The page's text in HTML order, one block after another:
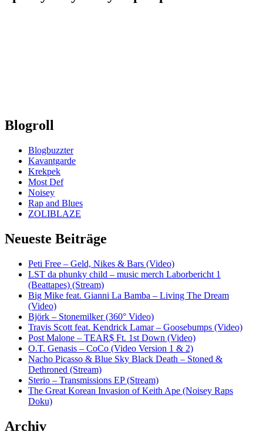
Blogroll
Blogbuzzter
Kavantgarde
Krekpek
Most Def
Noisey
Rap and Blues
ZOLIBLAZE
Neueste Beiträge
Peti Free – Geld, Nikes & Bars (Video)
LST da phunky child – music merch Laborbericht 1
(Beattapes) (Stream)
Big Mike feat. Gianni La Bamba – Living The Dream
(Video)
Björk – Stonemilker (360° Video)
Travis Scott feat. Kendrick Lamar – Goosebumps (Video)
Post Malone – TEAR$ Ft. 1st Down (Video)
O.T. Genasis – CoCo (Video Version 1 & 2)
Nacho Picasso & Blue Sky Black Death – Stoned &
Dethroned (Stream)
Sterio – Transmissions EP (Stream)
The Great Korean Invasion of Keith Ape (Noisey Raps
Doku)
Archiv